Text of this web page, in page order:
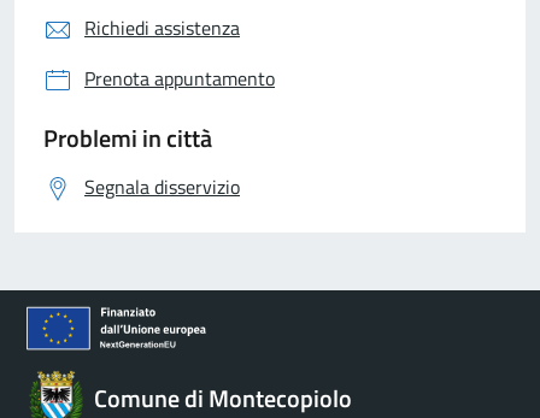
Richiedi assistenza
Prenota appuntamento
Problemi in città
Segnala disservizio
Comune di Montecopiolo